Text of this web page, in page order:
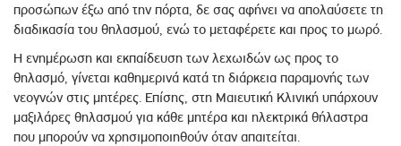
προσώπων έξω από την πόρτα, δε σας αφήνει να απολαύσετε τη
διαδικασία του θηλασμού, ενώ το μεταφέρετε και προς το μωρό.
Η ενημέρωση και εκπαίδευση των λεχωιδών ως προς το
θηλασμό, γίνεται καθημερινά κατά τη διάρκεια παραμονής των
νεογνών στις μητέρες. Επίσης, στη Μαιευτική Κλινική υπάρχουν
μαξιλάρες θηλασμού για κάθε μητέρα και ηλεκτρικά θήλαστρα
που μπορούν να χρησιμοποιηθούν όταν απαιτείται.